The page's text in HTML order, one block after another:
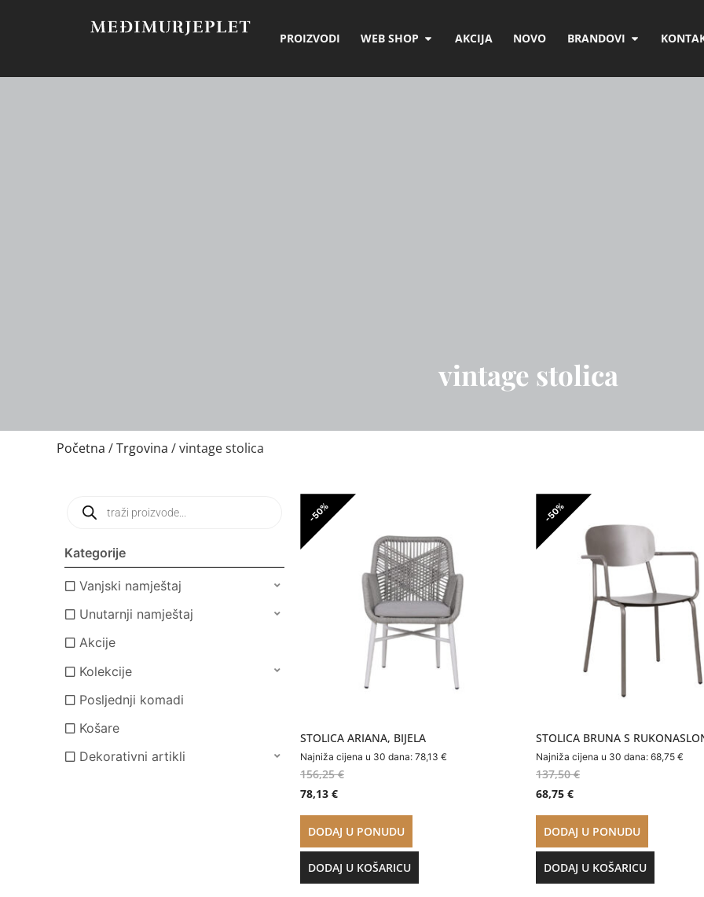
PROIZVODI WEB SHOP AKCIJA NOVO BRANDOVI
vintage stolica
Početna /Trgovina / vintage stolica
Kategorije
Vanjski namještaj
Unutarnji namještaj
Akcije
Kolekcije
Posljednji komadi
Košare
Dekorativni artikli
-50%
STOLICA ARIANA, BIJELA
Najniža cijena u 30 dana: 78,13 €
156,25€
78,13 €
DODAJ U PONUDU
DODAJ U KOŠARICU
-50%
STOLICA BRUNA S
Najniža cijena u 30 dana: 68,75 €
137,50€
68,75 €
DODAJ U PONUDU
DODAJ U KOŠARICU